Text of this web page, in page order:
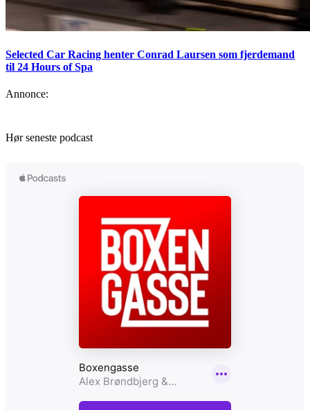
Selected Car Racing henter Conrad Laursen som fjerdemand
til 24 Hours of Spa
Annonce:
Hør seneste podcast